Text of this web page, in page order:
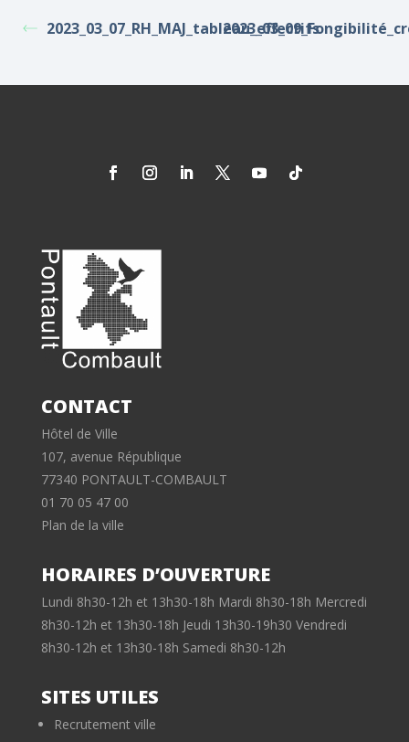
2023_03_07_RH_MAJ_tableau_effectifs
CONTACT
Hôtel de Ville
107, avenue République
77340 PONTAULT-COMBAULT
01 70 05 47 00
Plan de la ville
HORAIRES D’OUVERTURE
Lundi 8h30-12h et 13h30-18h Mardi 8h30-18h Mercredi
8h30-12h et 13h30-18h Jeudi 13h30-19h30 Vendredi
8h30-12h et 13h30-18h Samedi 8h30-12h
SITES UTILES
Recrutement ville